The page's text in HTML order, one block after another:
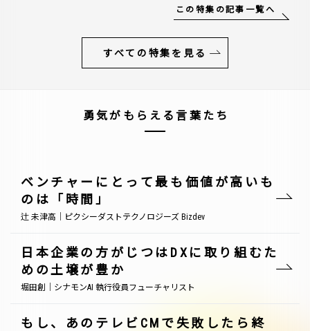
この特集の記事一覧へ
すべての特集を見る
勇気がもらえる言葉たち
ベンチャーにとって最も価値が高いも
のは「時間」
辻 未津高｜ピクシーダストテクノロジーズ Bizdev
日本企業の方がじつはDXに取り組むた
めの土壌が豊か
堀田創｜シナモンAI 執行役員フューチャリスト
もし、あのテレビCMで失敗したら終